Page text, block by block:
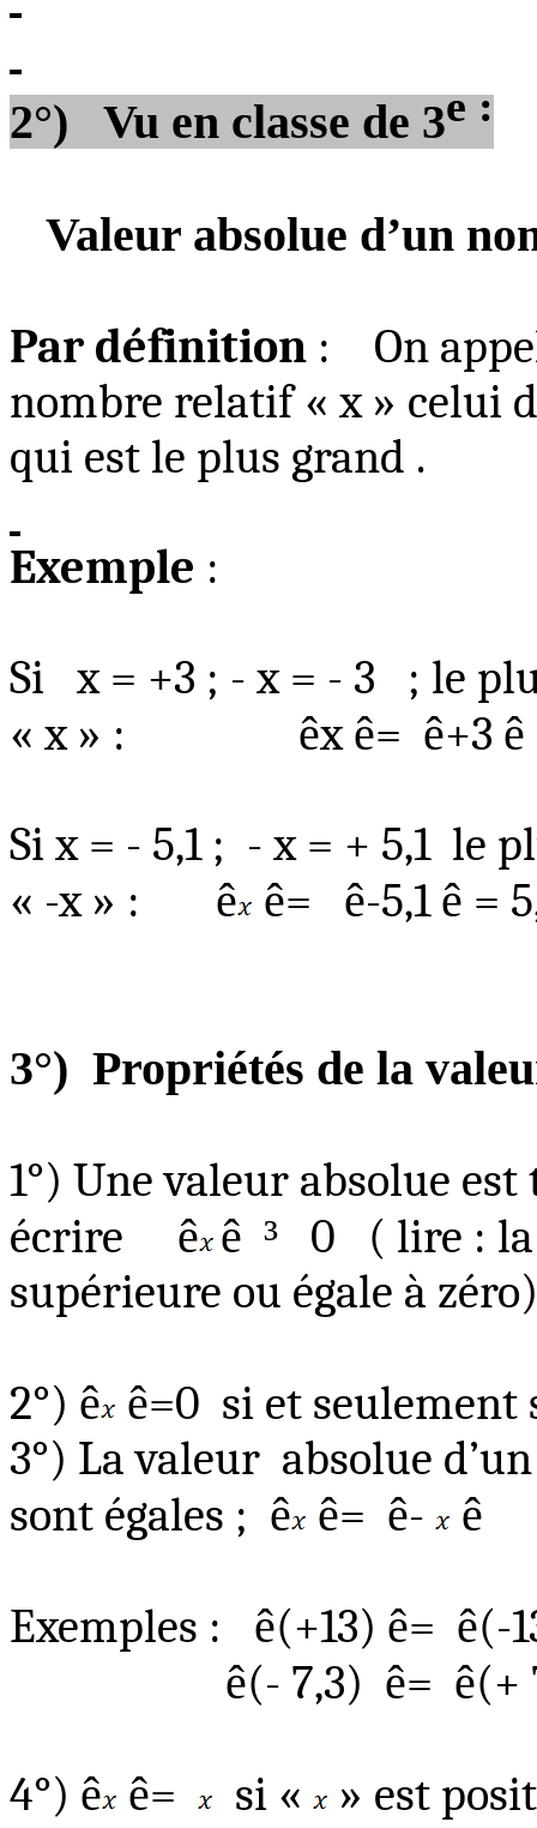
2°) Vu en classe de 3e :
Valeur absolue d’un
Par définition :
On
nombre relatif « x » celui
qui est le plus grand .
Exemple :
Si x = +3 ; - x = - 3
; le
« x » :
êx ê= ê+3 ê
Si x = - 5,1 ; - x = + 5,1 le
« -x » :
ê ê= ê-5,1 ê =
3°) Propriétés de la
1°) Une valeur absolue
écrire
ê ê ³ 0 ( lire :
supérieure ou égale à zéro)
2°) ê ê=0 si et seulement
3°) La valeur absolue
sont égales ; ê ê= ê- ê
Exemples : ê(+13) ê= ê(-
ê(- 7,3) ê= ê(+
4°) ê ê= si « » est